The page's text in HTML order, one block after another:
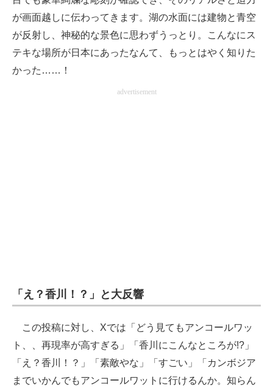
が画面越しに伝わってきます。湖の水面には建物と青空
が反射し、神秘的な景色に思わずうっとり。こんなにス
テキな場所が日本にあったなんて、もっとはやく知りた
かった……！
advertisement
「え？香川！？」と大反響
この投稿に対し、Xでは「どう見てもアンコールワッ
ト、、再現率が高すぎる」「香川にこんなところが!?」
「え？香川！？」「素敵やな」「すごい」「カンボジア
までいかんでもアンコールワットに行けるんか。知らん